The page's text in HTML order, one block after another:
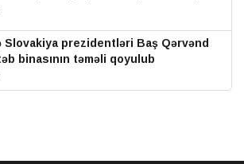
Slovakiya prezidentləri Baş Qərvənd
binasının təməli qoyulub
mətbuata bəyanatlarla çıxış